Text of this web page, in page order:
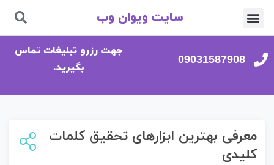
سایت ویوان وب
09031587908
جهت رزرو تبلیغات تماس
بگیرید.
معرفی بهترین ابزارهای تحقیق کلمات
کلیدی